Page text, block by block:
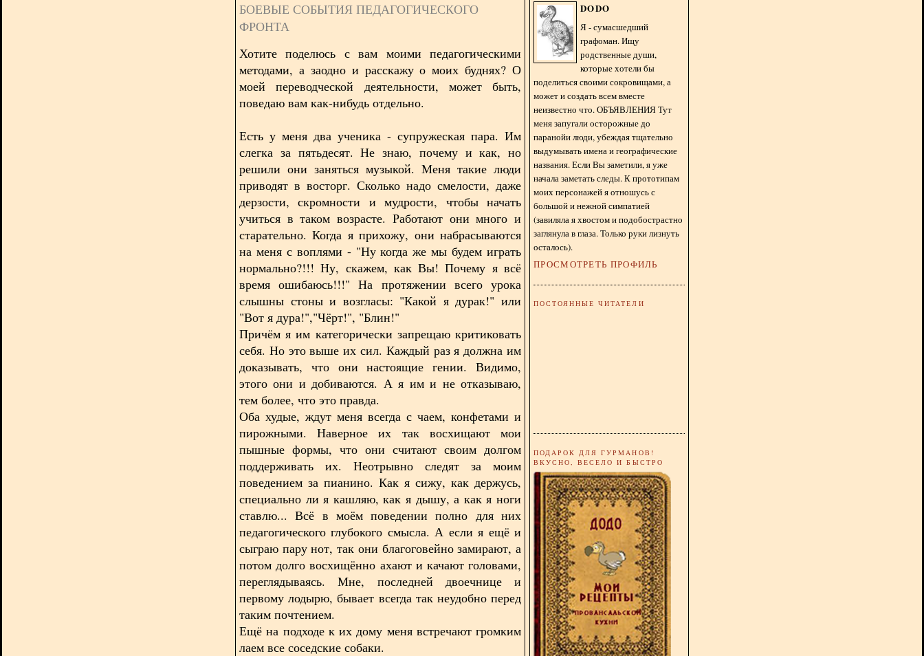
БОЕВЫЕ СОБЫТИЯ ПЕДАГОГИЧЕСКОГО
ФРОНТА
Хотите поделюсь с вам моими педагогическими
методами, а заодно и расскажу о моих буднях? О
моей переводческой деятельности, может быть,
поведаю вам как-нибудь отдельно.
Есть у меня два ученика - супружеская пара. Им
слегка за пятьдесят. Не знаю, почему и как, но
решили они заняться музыкой. Меня такие люди
приводят в восторг. Сколько надо смелости, даже
дерзости, скромности и мудрости, чтобы начать
учиться в таком возрасте. Работают они много и
старательно. Когда я прихожу, они набрасываются
на меня с воплями - "Ну когда же мы будем играть
нормально?!!! Ну, скажем, как Вы! Почему я всё
время ошибаюсь!!!" На протяжении всего урока
слышны стоны и возгласы: "Какой я дурак!" или
"Вот я дура!","Чёрт!", "Блин!"
Причём я им категорически запрещаю критиковать
себя. Но это выше их сил. Каждый раз я должна им
доказывать, что они настоящие гении. Видимо,
этого они и добиваются. А я им и не отказываю,
тем более, что это правда.
Оба худые, ждут меня всегда с чаем, конфетами и
пирожными. Наверное их так восхищают мои
пышные формы, что они считают своим долгом
поддерживать их. Неотрывно следят за моим
поведением за пианино. Как я сижу, как держусь,
специально ли я кашляю, как я дышу, а как я ноги
ставлю... Всё в моём поведении полно для них
педагогического глубокого смысла. А если я ещё и
сыграю пару нот, так они благоговейно замирают, а
потом долго восхищённо ахают и качают головами,
переглядываясь. Мне, последней двоечнице и
первому лодырю, бывает всегда так неудобно перед
таким почтением.
Ещё на подходе к их дому меня встречают громким
лаем все соседские собаки.
DODO
Я - сумасшедший
графоман. Ищу
родственные души,
которые хотели бы
поделиться своими сокровищами, а
может и создать всем вместе
неизвестно что. ОБЪЯВЛЕНИЯ Тут
меня запугали осторожные до
паранойи люди, убеждая тщательно
выдумывать имена и географические
названия. Если Вы заметили, я уже
начала заметать следы. К прототипам
моих персонажей я отношусь с
большой и нежной симпатией
(завиляла я хвостом и подобострастно
заглянула в глаза. Только руки лизнуть
осталось).
ПРОСМОТРЕТЬ ПРОФИЛЬ
ПОСТОЯННЫЕ ЧИТАТЕЛИ
ПОДАРОК ДЛЯ ГУРМАНОВ!
ВКУСНО, ВЕСЕЛО И БЫСТРО